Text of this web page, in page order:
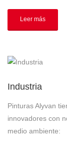
Leer más
Industria
Pinturas Alyvan
innovadores con
medio ambiente: